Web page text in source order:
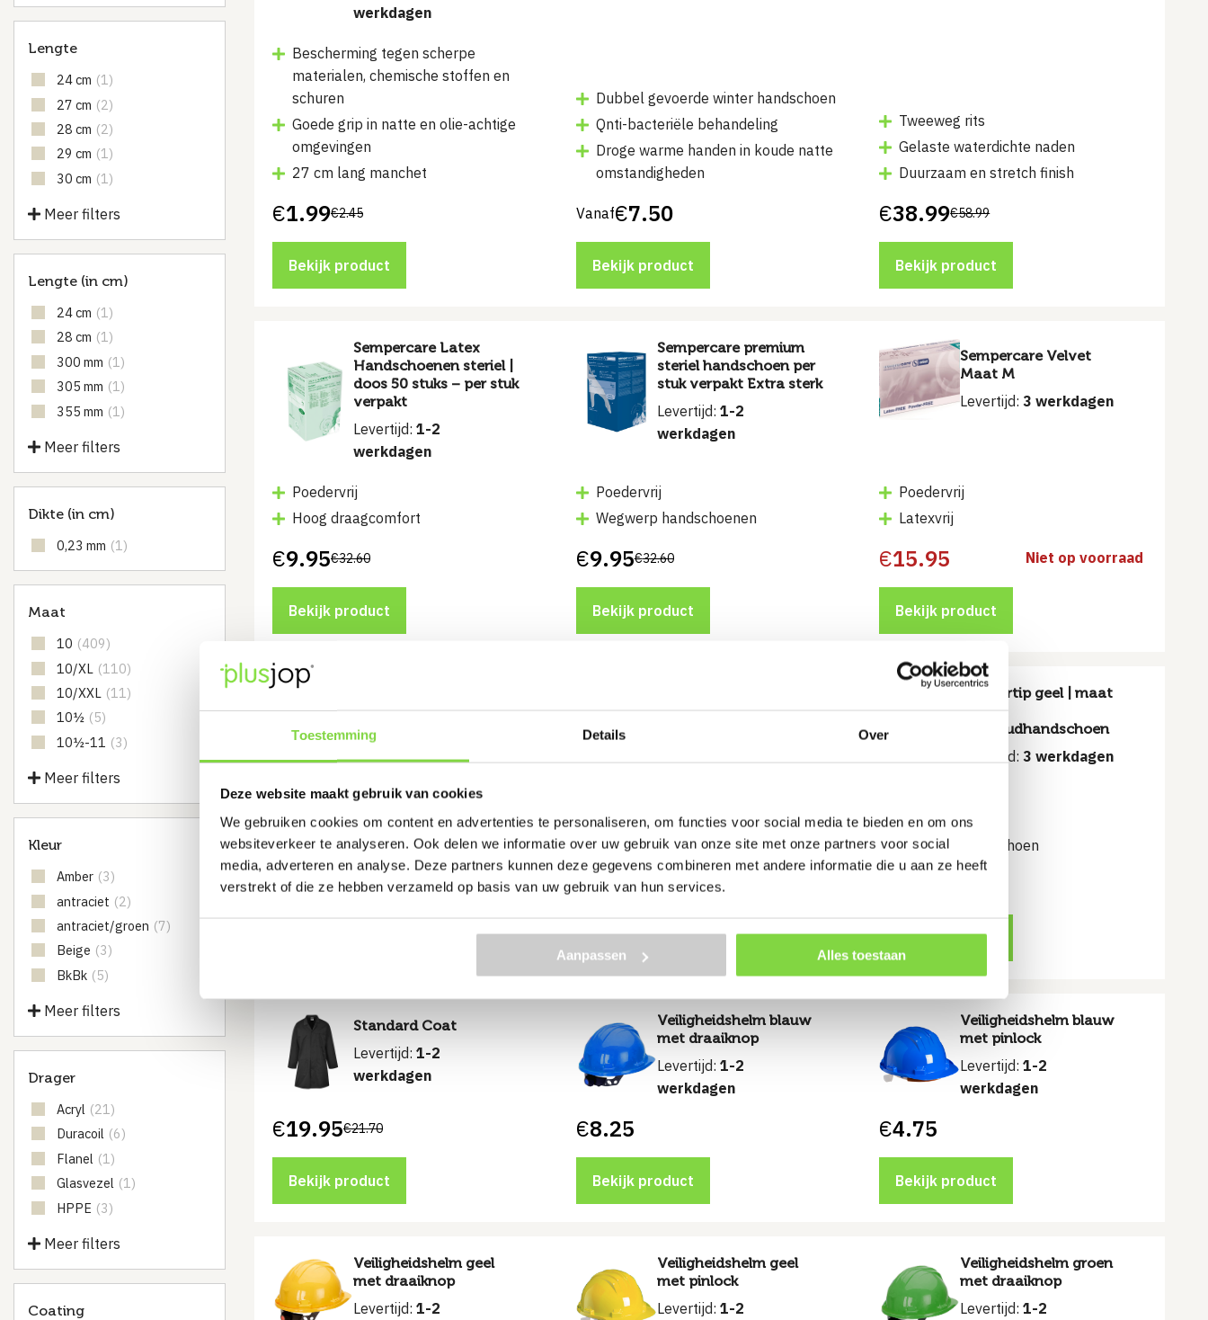
Toestemming Details Over
Deze website maakt gebruik van cookies
We gebruiken cookies om content en advertenties te personaliseren, om functies voor social media te bieden en om ons
websiteverkeer te analyseren. Ook delen we informatie over uw gebruik van onze site met onze partners voor social
media, adverteren en analyse. Deze partners kunnen deze gegevens combineren met andere informatie die u aan ze heeft
verstrekt of die ze hebben verzameld op basis van uw gebruik van hun services.
Aanpassen Alles toestaan
Lengte
24 cm (1)
27 cm (2)
28 cm (2)
29 cm (1)
30 cm (1)
Meer filters
Lengte (in cm)
24 cm (1)
28 cm (1)
300 mm (1)
305 mm (1)
355 mm (1)
Meer filters
Dikte (in cm)
0,23 mm (1)
Maat
10 (409)
10/XL (110)
10/XXL (11)
10½ (5)
10½-11 (3)
Meer filters
Kleur
Amber (3)
antraciet (2)
antraciet/groen (7)
Beige (3)
BkBk (5)
Meer filters
Drager
Acryl (21)
Duracoil (6)
Flanel (1)
Glasvezel (1)
HPPE (3)
Meer filters
Coating
werkdagen
Bescherming tegen scherpe
materialen, chemische stoffen en
schuren
Goede grip in natte en olie-achtige
omgevingen
27 cm lang manchet
€2.45
Oorspronkelijke
was:
€2.45.
€1.99
Huidige
is:
€1.99.
Bekijk product
Dubbel gevoerde winter handschoen
Qnti-bacteriële behandeling
Droge warme handen in koude natte
omstandigheden
Vanaf€7.50
Bekijk product
Tweeweg rits
Gelaste waterdichte naden
Duurzaam en stretch finish
€58.99
€38.99
Bekijk product
Sempercare Latex
Handschoenen steriel |
doos 50 stuks – per stuk
verpakt
Levertijd: 1-2
werkdagen
Poedervrij
Hoog draagcomfort
€32.60
€9.95
Bekijk product
Sempercare premium
steriel handschoen per
stuk verpakt Extra sterk
Levertijd: 1-2
werkdagen
Poedervrij
Wegwerp handschoenen
€32.60
€9.95
Bekijk product
Sempercare Velvet
Maat M
Levertijd:3 werkdagen
Poedervrij
Latexvrij
€15.95 Niet op voorraad
Bekijk product
stuks | maat 8,5
Levertijd:
werkdagen
Latex handschoen
Universele toepassing
€32.60
50 stuks | Semperclean
Wit van kleur
Voor universele toepassing
€32.60
Bekijk product
Sempertip geel | maat
7/8 |
huishoudhandschoen
Levertijd:3 werkdagen
Huishoudhandschoen
Bekijk product
Standard Coat
Levertijd: 1-2
werkdagen
€21.70
€19.95
Bekijk product
Veiligheidshelm blauw
met draaiknop
Levertijd: 1-2
werkdagen
€8.25
Bekijk product
Veiligheidshelm blauw
met pinlock
Levertijd:1-2
werkdagen
€4.75
Bekijk product
Veiligheidshelm geel
met draaiknop
Levertijd: 1-2
Veiligheidshelm geel
met pinlock
Levertijd: 1-2
Veiligheidshelm groen
met draaiknop
Levertijd:1-2